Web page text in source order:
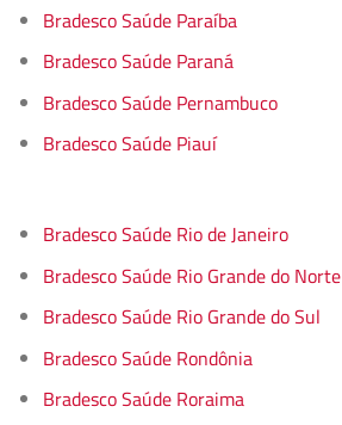
Bradesco Saúde Paraíba
Bradesco Saúde Paraná
Bradesco Saúde Pernambuco
Bradesco Saúde Piauí
Bradesco Saúde Rio de Janeiro
Bradesco Saúde Rio Grande do Norte
Bradesco Saúde Rio Grande do Sul
Bradesco Saúde Rondônia
Bradesco Saúde Roraima